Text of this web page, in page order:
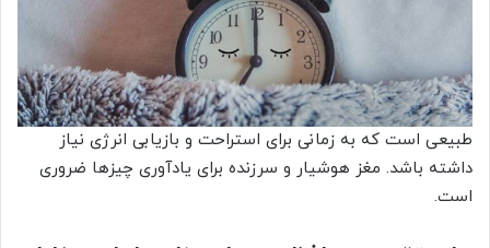
طبیعی است که به زمانی برای استراحت و بازیابی انرژی نیاز
داشته باشد. مغز هوشیار و سرزنده برای یادآوری چیز‌ها ضروری
است.